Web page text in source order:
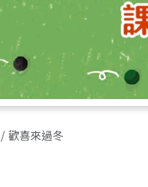
歡喜來過冬